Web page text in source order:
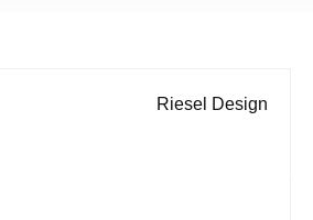
Riesel Design